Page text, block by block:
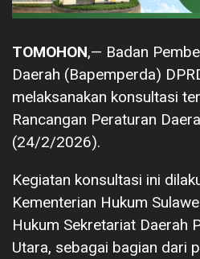
TOMOHON,— Badan
Daerah (Bapemperda)
melaksanakan konsultasi
Rancangan Peraturan
(24/2/2026).
Kegiatan konsultasi ini
Kementerian Hukum
Hukum Sekretariat Daerah
Utara, sebagai bagian dari